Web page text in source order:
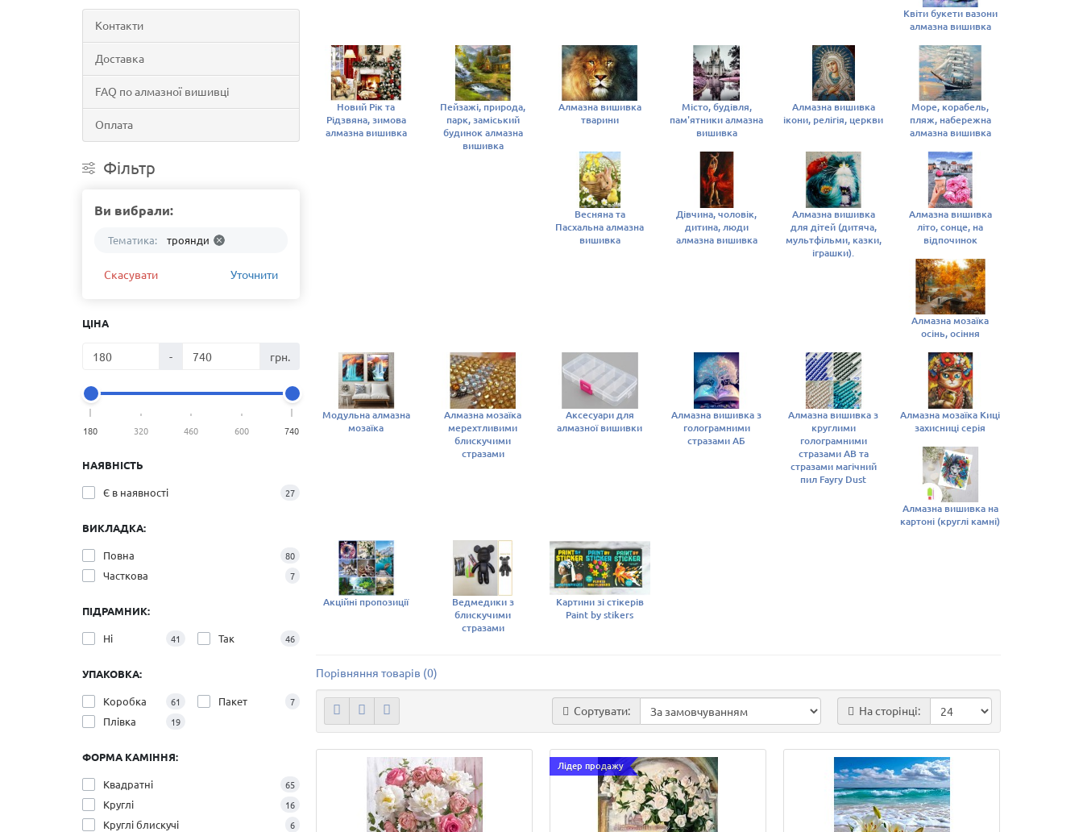
Контакти
Доставка
FAQ по алмазної вишивці
Оплата
Фiльтр
Ви вибрали:
Тематика: троянди
Скасувати Уточнити
ЦІНА
- грн.
180 320 460 600 740
НАЯВНІСТЬ
Є в наявності
27
ВИКЛАДКА:
Повна
80
Часткова 7
ПІДРАМНИК:
Ні
41 Так 46
УПАКОВКА:
Коробка
61 Пакет 7
Плівка 19
ФОРМА КАМІННЯ:
Квадратні
65
Круглі 16
Круглі блискучі 6
Квіти букети вазони
алмазна вишивка
Новий Рік та
Рідзвяна, зимова
алмазна вишивка
Пейзажі, природа,
парк, заміський
будинок алмазна
вишивка
Алмазна вишивка
тварини
Місто, будівля,
пам'ятники алмазна
вишивка
Алмазна вишивка
ікони, релігія, церкви
Море, корабель,
пляж, набережна
алмазна вишивка
Весняна та
Пасхальна алмазна
вишивка
Дівчина, чоловік,
дитина, люди
алмазна вишивка
Алмазна вишивка
для дітей (дитяча,
мультфільми, казки,
іграшки).
Алмазна вишивка
літо, сонце, на
відпочинок
Алмазна мозаїка
осінь, осіння
Модульна алмазна
мозаїка
Алмазна мозаїка
мерехтливими
блискучими
стразами
Аксесуари для
алмазної вишивки
Алмазна вишивка з
голограмними
стразами АБ
Алмазна вишивка з
круглими
голограмними
стразами AB та
стразами магічний
пил Fayry Dust
Алмазна мозаїка Киці
захисниці серія
Алмазна вишивка на
картоні (круглі камні)
Акційні пропозиції
Ведмедики з
блискучими
стразами
Картини зі стікерів
Paint by stikers
Порівняння товарів (0)
Сортувати: На сторінці:
Лідер продажу